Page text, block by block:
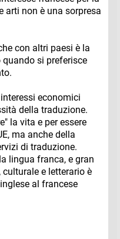
arti non è una sorpresa
con altri paesi è la
si preferisce
economici
della traduzione.
la vita e per essere
ma anche della
di traduzione.
lingua franca, e gran
e letterario è
al francese